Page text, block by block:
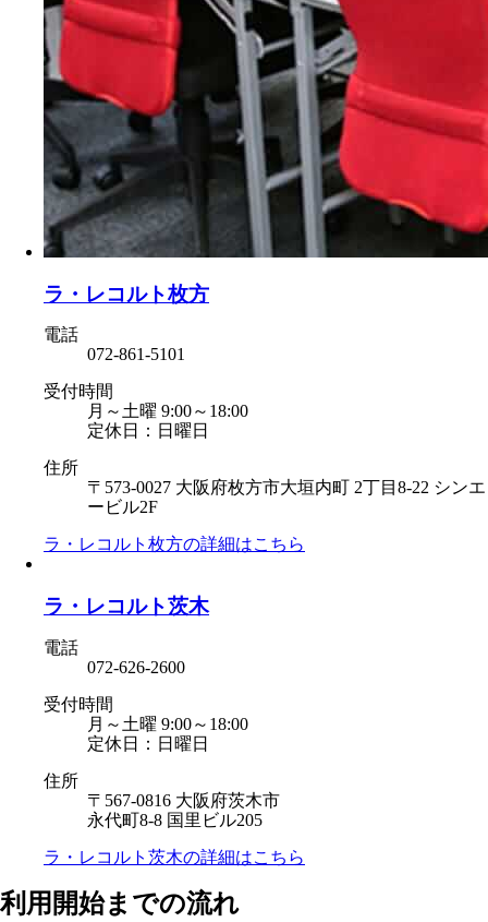
ラ・レコルト枚方
電話
072-861-5101
受付時間
月～土曜 9:00～18:00
定休日：日曜日
住所
〒573-0027 大阪府枚方市大垣内町 2丁目8-22 シンエ
ービル2F
ラ・レコルト枚方の詳細はこちら
ラ・レコルト茨木
電話
072-626-2600
受付時間
月～土曜 9:00～18:00
定休日：日曜日
住所
〒567-0816 大阪府茨木市
永代町8-8 国里ビル205
ラ・レコルト茨木の詳細はこちら
利用開始までの流れ